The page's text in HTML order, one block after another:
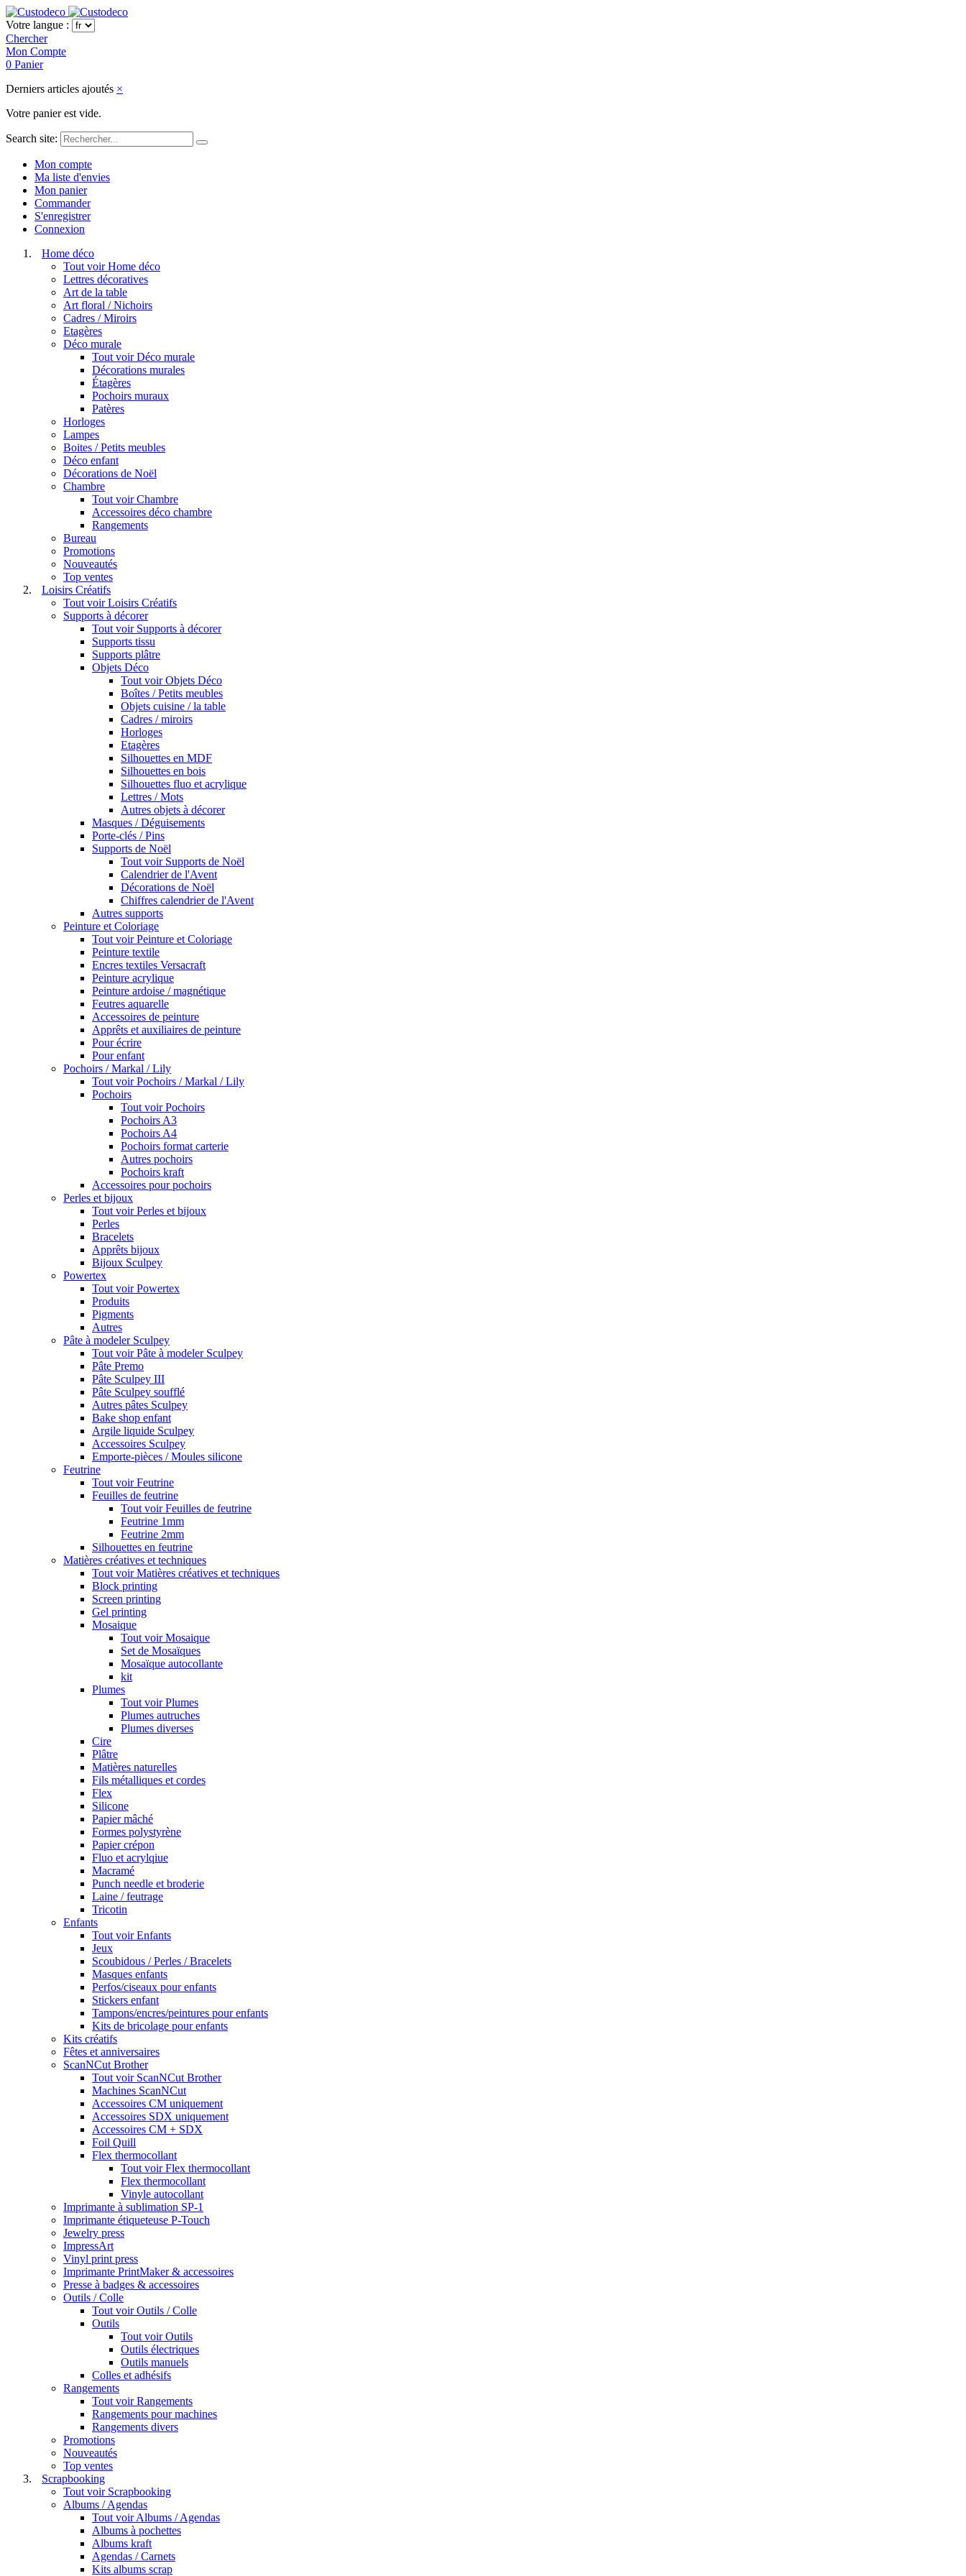
Votre langue :
Chercher
Mon Compte
0 Panier
Derniers articles ajoutés ×
Votre panier est vide.
Search site:
Mon compte
Ma liste d'envies
Mon panier
Commander
S'enregistrer
Connexion
Home déco
Tout voir Home déco
Lettres décoratives
Art de la table
Art floral / Nichoirs
Cadres / Miroirs
Etagères
Déco murale
Tout voir Déco murale
Décorations murales
Étagères
Pochoirs muraux
Patères
Horloges
Lampes
Boites / Petits meubles
Déco enfant
Décorations de Noël
Chambre
Tout voir Chambre
Accessoires déco chambre
Rangements
Bureau
Promotions
Nouveautés
Top ventes
Loisirs Créatifs
Tout voir Loisirs Créatifs
Supports à décorer
Tout voir Supports à décorer
Supports tissu
Supports plâtre
Objets Déco
Tout voir Objets Déco
Boîtes / Petits meubles
Objets cuisine / la table
Cadres / miroirs
Horloges
Etagères
Silhouettes en MDF
Silhouettes en bois
Silhouettes fluo et acrylique
Lettres / Mots
Autres objets à décorer
Masques / Déguisements
Porte-clés / Pins
Supports de Noël
Tout voir Supports de Noël
Calendrier de l'Avent
Décorations de Noël
Chiffres calendrier de l'Avent
Autres supports
Peinture et Coloriage
Tout voir Peinture et Coloriage
Peinture textile
Encres textiles Versacraft
Peinture acrylique
Peinture ardoise / magnétique
Feutres aquarelle
Accessoires de peinture
Apprêts et auxiliaires de peinture
Pour écrire
Pour enfant
Pochoirs / Markal / Lily
Tout voir Pochoirs / Markal / Lily
Pochoirs
Tout voir Pochoirs
Pochoirs A3
Pochoirs A4
Pochoirs format carterie
Autres pochoirs
Pochoirs kraft
Accessoires pour pochoirs
Perles et bijoux
Tout voir Perles et bijoux
Perles
Bracelets
Apprêts bijoux
Bijoux Sculpey
Powertex
Tout voir Powertex
Produits
Pigments
Autres
Pâte à modeler Sculpey
Tout voir Pâte à modeler Sculpey
Pâte Premo
Pâte Sculpey III
Pâte Sculpey soufflé
Autres pâtes Sculpey
Bake shop enfant
Argile liquide Sculpey
Accessoires Sculpey
Emporte-pièces / Moules silicone
Feutrine
Tout voir Feutrine
Feuilles de feutrine
Tout voir Feuilles de feutrine
Feutrine 1mm
Feutrine 2mm
Silhouettes en feutrine
Matières créatives et techniques
Tout voir Matières créatives et techniques
Block printing
Screen printing
Gel printing
Mosaique
Tout voir Mosaique
Set de Mosaïques
Mosaïque autocollante
kit
Plumes
Tout voir Plumes
Plumes autruches
Plumes diverses
Cire
Plâtre
Matières naturelles
Fils métalliques et cordes
Flex
Silicone
Papier mâché
Formes polystyrène
Papier crépon
Fluo et acrylqiue
Macramé
Punch needle et broderie
Laine / feutrage
Tricotin
Enfants
Tout voir Enfants
Jeux
Scoubidous / Perles / Bracelets
Masques enfants
Perfos/ciseaux pour enfants
Stickers enfant
Tampons/encres/peintures pour enfants
Kits de bricolage pour enfants
Kits créatifs
Fêtes et anniversaires
ScanNCut Brother
Tout voir ScanNCut Brother
Machines ScanNCut
Accessoires CM uniquement
Accessoires SDX uniquement
Accessoires CM + SDX
Foil Quill
Flex thermocollant
Tout voir Flex thermocollant
Flex thermocollant
Vinyle autocollant
Imprimante à sublimation SP-1
Imprimante étiqueteuse P-Touch
Jewelry press
ImpressArt
Vinyl print press
Imprimante PrintMaker & accessoires
Presse à badges & accessoires
Outils / Colle
Tout voir Outils / Colle
Outils
Tout voir Outils
Outils électriques
Outils manuels
Colles et adhésifs
Rangements
Tout voir Rangements
Rangements pour machines
Rangements divers
Promotions
Nouveautés
Top ventes
Scrapbooking
Tout voir Scrapbooking
Albums / Agendas
Tout voir Albums / Agendas
Albums à pochettes
Albums kraft
Agendas / Carnets
Kits albums scrap